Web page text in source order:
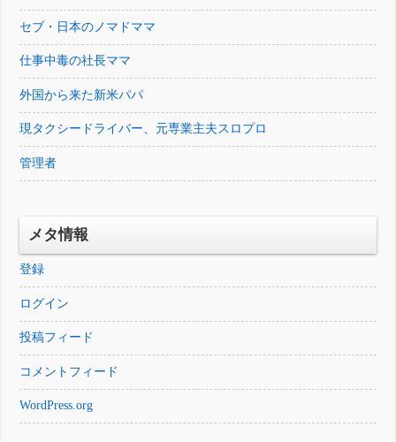
セブ・日本のノマドママ
仕事中毒の社長ママ
外国から来た新米パパ
現タクシードライバー、元専業主夫スロプロ
管理者
メタ情報
登録
ログイン
投稿フィード
コメントフィード
WordPress.org